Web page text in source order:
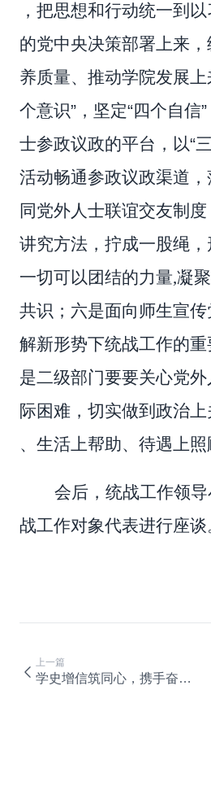
，把思想和行动统一到
的党中央决策部署上来
养质量、推动学院发展
个意识” ，坚定“四个自信”
士参政议政的平台，以“
活动畅通参政议政渠道
同党外人士联谊交友制度
讲究方法，拧成一股绳
一切可以团结的力量,凝
共识；六是面向师生宣
解新形势下统战工作的
是二级部门要要关心党
际困难，切实做到政治
、生活上帮助、待遇上照
会后，统战工作领
战工作对象代表进行座谈
上一篇
学史增信筑同心，携手奋进新征程 | 我校师生赴渝北区中华职教社社史陈列馆开展统一战线大走访大谈心学习教育实践活动